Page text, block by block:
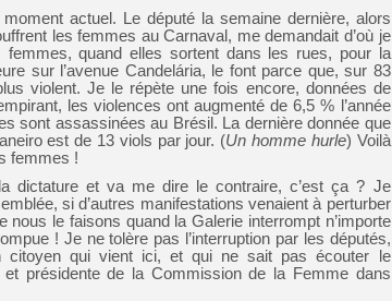
moment actuel. Le député la semaine dernière, alors
les femmes au Carnaval, me demandait d’où je
femmes, quand elles sortent dans les rues, pour la
sur l’avenue Candelária, le font parce que, sur 83
violent. Je le répète une fois encore, données de
les violences ont augmenté de 6,5 % l’année
sont assassinées au Brésil. La dernière donnée que
est de 13 viols par jour. (Un homme hurle) Voilà
femmes !
dictature et va me dire le contraire, c’est ça ? Je
si d’autres manifestations venaient à perturber
le faisons quand la Galerie interrompt n’importe
! Je ne tolère pas l’interruption par les députés,
citoyen qui vient ici, et qui ne sait pas écouter le
et présidente de la Commission de la Femme dans